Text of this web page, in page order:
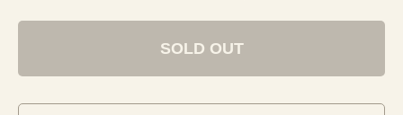
SOLD OUT